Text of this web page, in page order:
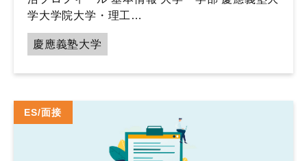
学大学院大学・理工…
慶應義塾大学
ES/面接